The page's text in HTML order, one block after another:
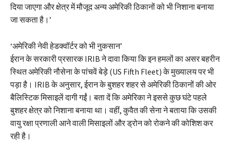
दिया जाएगा और क्षेत्र में मौजूद अन्य अमेरिकी ठिकानों को भी निशाना बनाया
जा सकता है।’
‘अमेरिकी नेवी हेडक्वॉर्टर को भी नुकसान’
ईरान के सरकारी प्रसारक IRIB ने दावा किया कि इन हमलों का असर बहरीन
स्थित अमेरिकी नौसेना के पांचवें बेड़े (US Fifth Fleet) के मुख्यालय पर भी
पड़ा है। IRIB के अनुसार, ईरान के बुशहर शहर से अमेरिकी ठिकानों की ओर
बैलिस्टिक मिसाइलें दागी गईं। बता दें कि अमेरिका ने इससे कुछ घंटे पहले
बुशहर क्षेत्र को निशाना बनाया था। वहीं, कुवैत की सेना ने बताया कि उसकी
वायु रक्षा प्रणाली आने वाली मिसाइलों और ड्रोन को रोकने की कोशिश कर
रही है।